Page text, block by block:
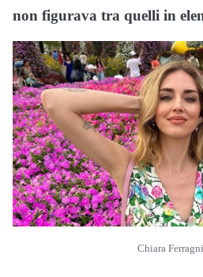
non figurava tra quelli in
Chiara Ferragni